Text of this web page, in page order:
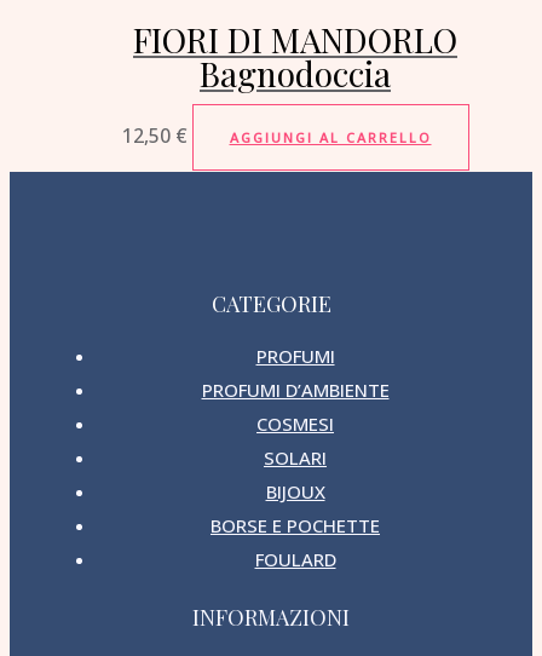
FIORI DI MANDORLO
Bagnodoccia
12,50 € AGGIUNGI AL CARRELLO
CATEGORIE
PROFUMI
PROFUMI D’AMBIENTE
COSMESI
SOLARI
BIJOUX
BORSE E POCHETTE
FOULARD
INFORMAZIONI